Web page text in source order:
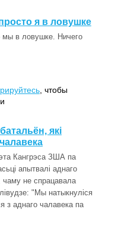
я в ловушке
мы в ловушке. Ничего
, чтобы
які
Кангрэса ЗША па
апытвалі аднаго
чаму не спрацавала
"Мы натыкнуліся
з аднаго чалавека па